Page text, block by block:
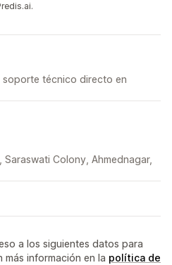
soporte técnico directo en
Colony, Ahmednagar,
a los siguientes datos para
información en la política de